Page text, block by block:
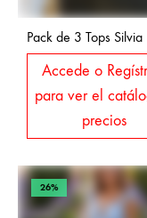
Pack de 3 Tops Silvia
Accede o
para ver el
precios
26%